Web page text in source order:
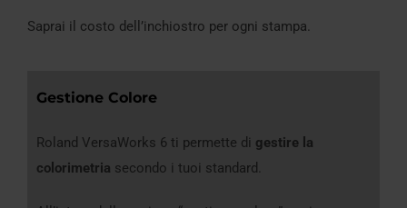
Saprai il costo dell’inchiostro per ogni stampa.
Gestione Colore
Roland VersaWorks 6 ti permette di gestire la
colorimetria secondo i tuoi standard.